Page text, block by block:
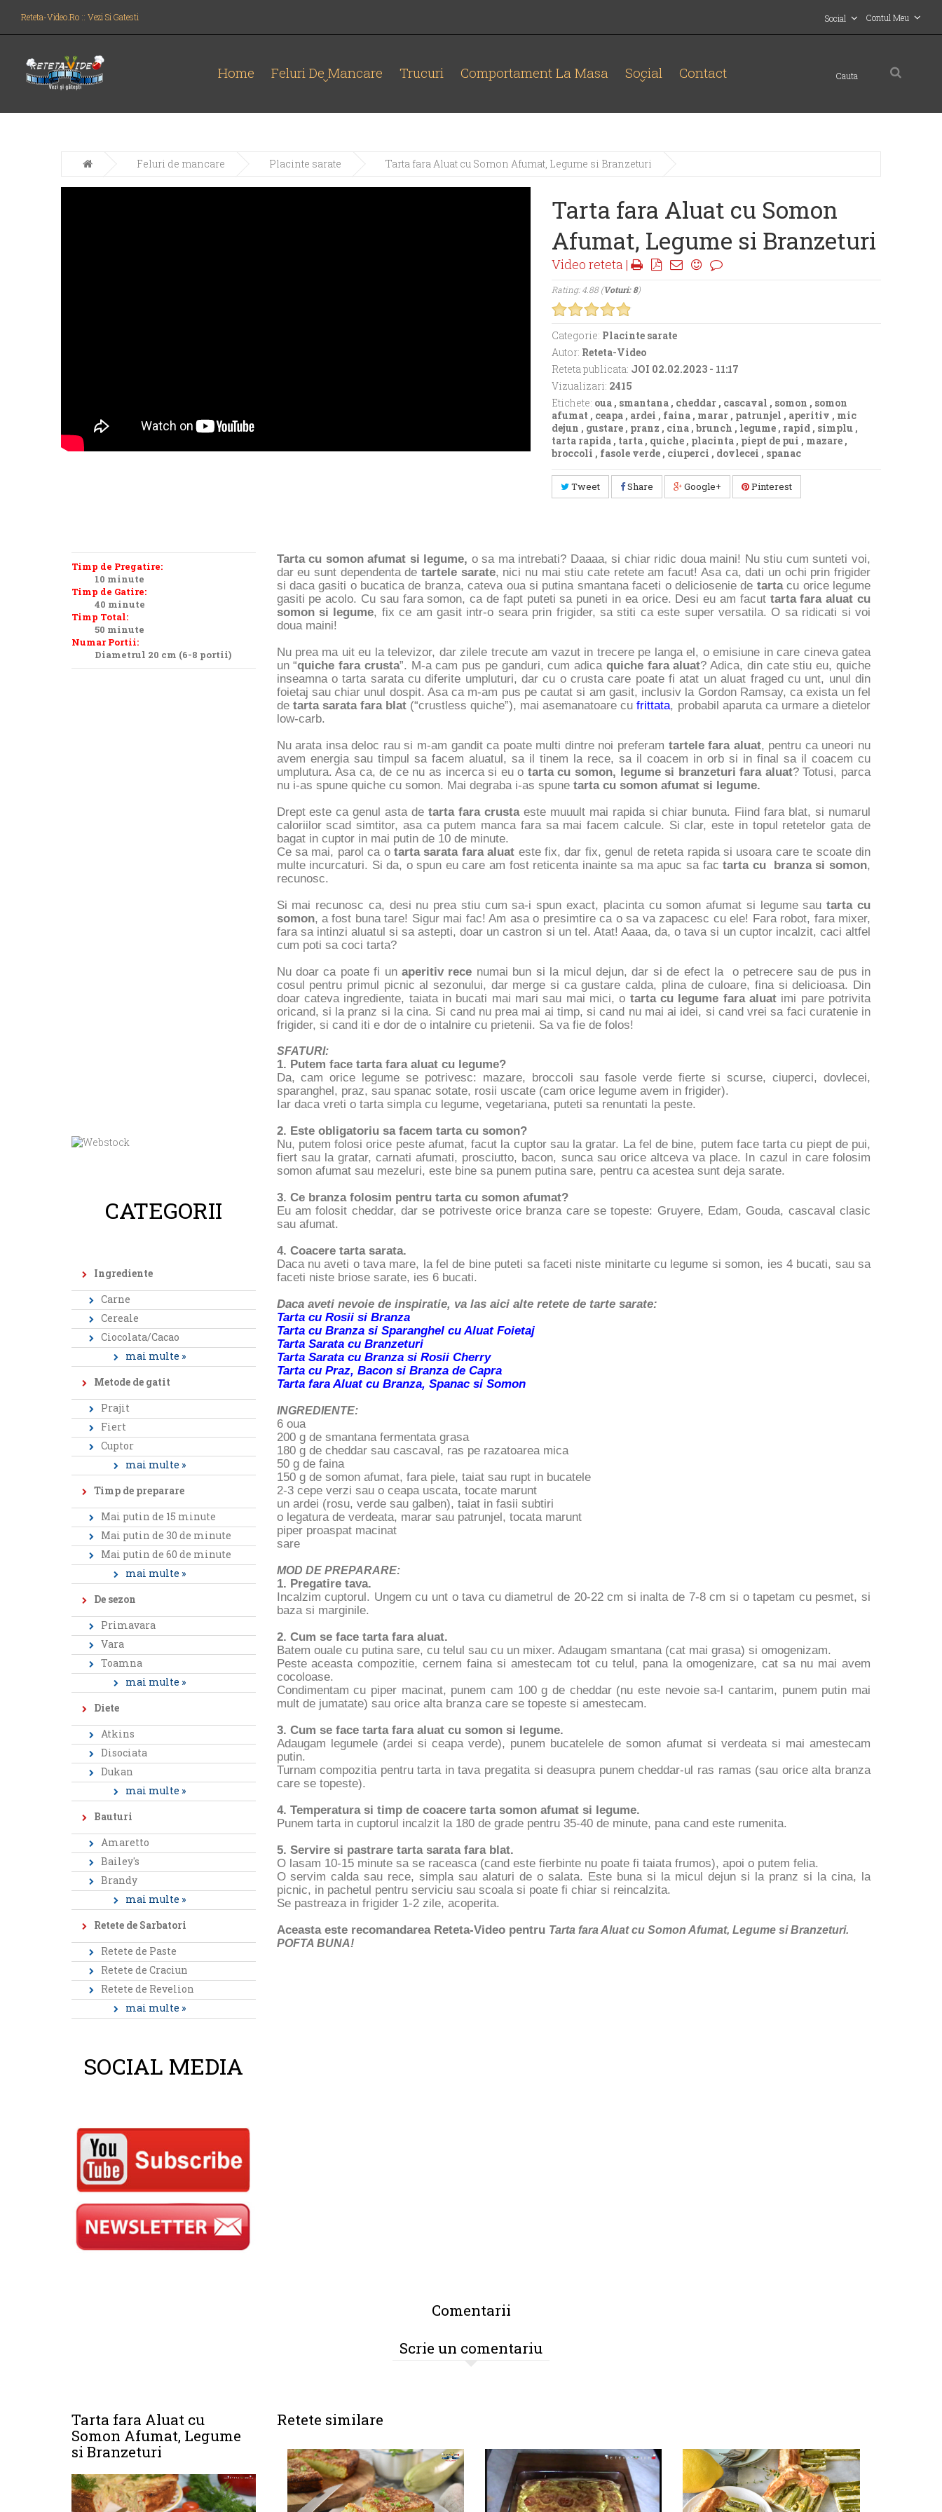
Reteta-Video.ro :: Vezi Si Gatesti Contul Meu
Social
Home Feluri De Mancare Trucuri Comportament La Masa Social Contact
Feluri de mancare Placinte sarate Tarta fara Aluat cu Somon Afumat, Legume si Branzeturi
Tarta fara Aluat cu Somon
Afumat, Legume si Branzeturi
Video reteta |
Rating: 4.88 (Voturi: 8)
Categorie: Placinte sarate
Autor: Reteta-Video
Reteta publicata: JOI 02.02.2023 - 11:17
Vizualizari: 2415
Etichete: oua , smantana , cheddar , cascaval , somon , somon
afumat , ceapa , ardei , faina , marar , patrunjel , aperitiv , mic
dejun , gustare , pranz , cina , brunch , legume , rapid , simplu ,
tarta rapida , tarta , quiche , placinta , piept de pui , mazare ,
broccoli , fasole verde , ciuperci , dovlecei , spanac
Tweet Share Google+ Pinterest
Timp de Pregatire:
10 minute
Timp de Gatire:
40 minute
Timp Total:
50 minute
Numar Portii:
Diametrul 20 cm (6-8 portii)
CATEGORII
Ingrediente
Carne
Cereale
Ciocolata/Cacao
mai multe »
Metode de gatit
Prajit
Fiert
Cuptor
mai multe »
Timp de preparare
Mai putin de 15 minute
Mai putin de 30 de minute
Mai putin de 60 de minute
mai multe »
De sezon
Primavara
Vara
Toamna
mai multe »
Diete
Atkins
Disociata
Dukan
mai multe »
Bauturi
Amaretto
Bailey's
Brandy
mai multe »
Retete de Sarbatori
Retete de Paste
Retete de Craciun
Retete de Revelion
mai multe »
SOCIAL MEDIA
Tarta cu somon afumat si legume, o sa ma intrebati? Daaaa, si chiar ridic doua maini! Nu stiu cum sunteti voi,
dar eu sunt dependenta de tartele sarate, nici nu mai stiu cate retete am facut! Asa ca, dati un ochi prin frigider
si daca gasiti o bucatica de branza, cateva oua si putina smantana faceti o deliciosenie de tartacu orice legume
gasiti pe acolo. Cu sau fara somon, ca de fapt puteti sa puneti in ea orice. Desi eu am facut tarta fara aluat cu
somon si legume, fix ce am gasit intr-o seara prin frigider, sa stiti ca este super versatila. O sa ridicati si voi
doua maini!
Nu prea ma uit eu la televizor, dar zilele trecute am vazut in trecere pe langa el, o emisiune in care cineva gatea
un “quiche fara crusta”. M-a cam pus pe ganduri, cum adica quiche fara aluat? Adica, din cate stiu eu, quiche
inseamna o tarta sarata cu diferite umpluturi, dar cu o crusta care poate fi atat un aluat fraged cu unt, unul din
foietaj sau chiar unul dospit. Asa ca m-am pus pe cautat si am gasit, inclusiv la Gordon Ramsay, ca exista un fel
detarta sarata fara blat(“crustless quiche”), mai asemanatoare cufrittata, probabil aparuta ca urmare a dietelor
low-carb.
Nu arata insa deloc rau si m-am gandit ca poate multi dintre noi preferam tartele fara aluat, pentru ca uneori nu
avem energia sau timpul sa facem aluatul, sa il tinem la rece, sa il coacem in orb si in final sa il coacem cu
umplutura. Asa ca, de ce nu as incerca si eu o tarta cu somon, legume si branzeturi fara aluat? Totusi, parca
nu i-as spune quiche cu somon. Mai degraba i-as spune tarta cu somon afumat si legume.
Drept este ca genul asta detarta fara crustaeste muuult mai rapida si chiar bunuta. Fiind fara blat, si numarul
caloriilor scad simtitor, asa ca putem manca fara sa mai facem calcule. Si clar, este in topul retetelor gata de
bagat in cuptor in mai putin de 10 de minute.
Ce sa mai, parol ca o tarta sarata fara aluat este fix, dar fix, genul de reteta rapida si usoara care te scoate din
multe incurcaturi. Si da, o spun eu care am fost reticenta inainte sa ma apuc sa factarta cu branza si somon,
recunosc.
Si mai recunosc ca, desi nu prea stiu cum sa-i spun exact, placinta cu somon afumat si legume sautarta cu
somon, a fost buna tare! Sigur mai fac! Am asa o presimtire ca o sa va zapacesc cu ele! Fara robot, fara mixer,
fara sa intinzi aluatul si sa astepti, doar un castron si un tel. Atat! Aaaa, da, o tava si un cuptor incalzit, caci altfel
cum poti sa coci tarta?
Nu doar ca poate fi unaperitiv rece numai bun si la micul dejun, dar si de efect la o petrecere sau de pus in
cosul pentru primul picnic al sezonului, dar merge si ca gustare calda, plina de culoare, fina si delicioasa. Din
doar cateva ingrediente, taiata in bucati mai mari sau mai mici, o tarta cu legume fara aluat imi pare potrivita
oricand, si la pranz si la cina. Si cand nu prea mai ai timp, si cand nu mai ai idei, si cand vrei sa faci curatenie in
frigider, si cand iti e dor de o intalnire cu prietenii. Sa va fie de folos!
SFATURI:
1. Putem face tarta fara aluat cu legume?
Da, cam orice legume se potrivesc: mazare, broccoli sau fasole verde fierte si scurse, ciuperci, dovlecei,
sparanghel, praz, sau spanac sotate, rosii uscate (cam orice legume avem in frigider).
Iar daca vreti o tarta simpla cu legume, vegetariana, puteti sa renuntati la peste.
2. Este obligatoriu sa facem tarta cu somon?
Nu, putem folosi orice peste afumat, facut la cuptor sau la gratar. La fel de bine, putem face tarta cu piept de pui,
fiert sau la gratar, carnati afumati, prosciutto, bacon, sunca sau orice altceva va place. In cazul in care folosim
somon afumat sau mezeluri, este bine sa punem putina sare, pentru ca acestea sunt deja sarate.
3. Ce branza folosim pentru tarta cu somon afumat?
Eu am folosit cheddar, dar se potriveste orice branza care se topeste: Gruyere, Edam, Gouda, cascaval clasic
sau afumat.
4. Coacere tarta sarata.
Daca nu aveti o tava mare, la fel de bine puteti sa faceti niste minitarte cu legume si somon, ies 4 bucati, sau sa
faceti niste briose sarate, ies 6 bucati.
Daca aveti nevoie de inspiratie, va las aici alte retete de tarte sarate:
Tarta cu Rosii si Branza
Tarta cu Branza si Sparanghel cu Aluat Foietaj
Tarta Sarata cu Branzeturi
Tarta Sarata cu Branza si Rosii Cherry
Tarta cu Praz, Bacon si Branza de Capra
Tarta fara Aluat cu Branza, Spanac si Somon
INGREDIENTE:
6 oua
200 g de smantana fermentata grasa
180 g de cheddar sau cascaval, ras pe razatoarea mica
50 g de faina
150 g de somon afumat, fara piele, taiat sau rupt in bucatele
2-3 cepe verzi sau o ceapa uscata, tocate marunt
un ardei (rosu, verde sau galben), taiat in fasii subtiri
o legatura de verdeata, marar sau patrunjel, tocata marunt
piper proaspat macinat
sare
MOD DE PREPARARE:
1. Pregatire tava.
Incalzim cuptorul. Ungem cu unt o tava cu diametrul de 20-22 cm si inalta de 7-8 cm si o tapetam cu pesmet, si
baza si marginile.
2. Cum se face tarta fara aluat.
Batem ouale cu putina sare, cu telul sau cu un mixer. Adaugam smantana (cat mai grasa) si omogenizam.
Peste aceasta compozitie, cernem faina si amestecam tot cu telul, pana la omogenizare, cat sa nu mai avem
cocoloase.
Condimentam cu piper macinat, punem cam 100 g de cheddar (nu este nevoie sa-l cantarim, punem putin mai
mult de jumatate) sau orice alta branza care se topeste si amestecam.
3. Cum se face tarta fara aluat cu somon si legume.
Adaugam legumele (ardei si ceapa verde), punem bucatelele de somon afumat si verdeata si mai amestecam
putin.
Turnam compozitia pentru tarta in tava pregatita si deasupra punem cheddar-ul ras ramas (sau orice alta branza
care se topeste).
4. Temperatura si timp de coacere tarta somon afumat si legume.
Punem tarta in cuptorul incalzit la 180 de grade pentru 35-40 de minute, pana cand este rumenita.
5. Servire si pastrare tarta sarata fara blat.
O lasam 10-15 minute sa se raceasca (cand este fierbinte nu poate fi taiata frumos), apoi o putem felia.
O servim calda sau rece, simpla sau alaturi de o salata. Este buna si la micul dejun si la pranz si la cina, la
picnic, in pachetul pentru serviciu sau scoala si poate fi chiar si reincalzita.
Se pastreaza in frigider 1-2 zile, acoperita.
Aceasta este recomandarea Reteta-Video pentru Tarta fara Aluat cu Somon Afumat, Legume si Branzeturi.
POFTA BUNA!
Comentarii
Scrie un comentariu
Tarta fara Aluat cu
Somon Afumat, Legume
si Branzeturi
Retete similare